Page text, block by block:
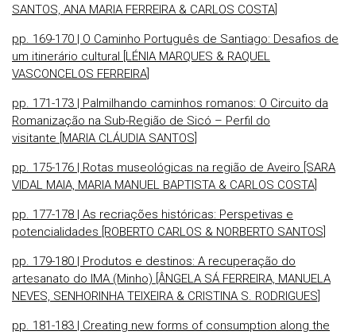
SANTOS, ANA MARIA FERREIRA & CARLOS COSTA]
pp. 169-170 | O Caminho Português de Santiago: Desafios de
um itinerário cultural [LÉNIA MARQUES & RAQUEL
VASCONCELOS FERREIRA]
pp. 171-173 | Palmilhando caminhos romanos: O Circuito da
Romanização na Sub-Região de Sicó – Perfil do
visitante [MARIA CLÁUDIA SANTOS]
pp. 175-176 | Rotas museológicas na região de Aveiro [SARA
VIDAL MAIA, MARIA MANUEL BAPTISTA & CARLOS COSTA]
pp. 177-178 | As recriações históricas: Perspetivas e
potencialidades [ROBERTO CARLOS & NORBERTO SANTOS]
pp. 179-180 | Produtos e destinos: A recuperação do
artesanato do IMA (Minho) [ÂNGELA SÁ FERREIRA, MANUELA
NEVES, SENHORINHA TEIXEIRA & CRISTINA S. RODRIGUES]
pp. 181-183 | Creating new forms of consumption along the